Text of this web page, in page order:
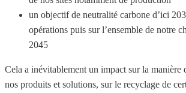
un objectif de neutralité carbone d’ici
opérations puis sur l’ensemble de notre
2045
Cela a inévitablement un impact sur la manière
nos produits et solutions, sur le recyclage de